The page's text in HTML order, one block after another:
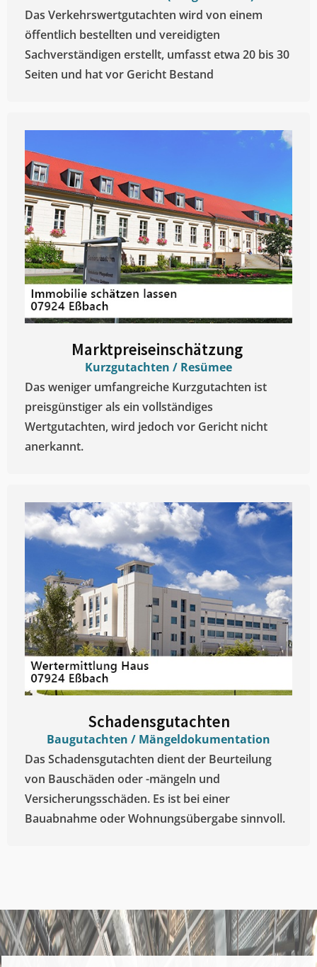
Das Verkehrswertgutachten wird von einem
öffentlich bestellten und vereidigten
Sachverständigen erstellt, umfasst etwa 20 bis 30
Seiten und hat vor Gericht Bestand
Marktpreiseinschätzung ​
Kurzgutachten / Resümee
Das weniger umfangreiche Kurzgutachten ist
preisgünstiger als ein vollständiges
Wertgutachten, wird jedoch vor Gericht nicht
anerkannt.
Schadensgutachten
Baugutachten / Mängeldokumentation
Das Schadensgutachten dient der Beurteilung
von Bauschäden oder -mängeln und
Versicherungsschäden. Es ist bei einer
Bauabnahme oder Wohnungsübergabe sinnvoll.